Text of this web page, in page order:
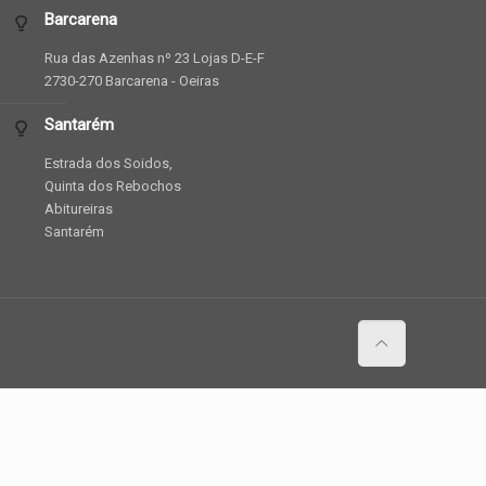
Barcarena
Rua das Azenhas nº 23 Lojas D-E-F
2730-270 Barcarena - Oeiras
Santarém
Estrada dos Soidos,
Quinta dos Rebochos
Abitureiras
Santarém